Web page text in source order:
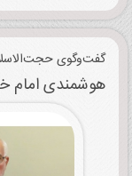
گفت‌وگوی
هوشمندی امام